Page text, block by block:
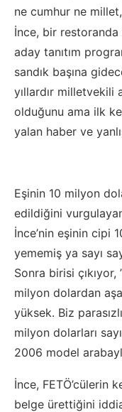
ne cumhur ne
İnce, bir
aday tanıtım
sandık başına
yıllardır milletvekili
olduğunu ama ilk
yalan haber ve
Eşinin 10 milyon
edildiğini
İnce’nin eşinin cipi
yememiş ya sayı
Sonra birisi çıkıyor,
milyon dolardan
yüksek. Biz
milyon dolarları
2006 model
İnce, FETÖ’cülerin
belge ürettiğini